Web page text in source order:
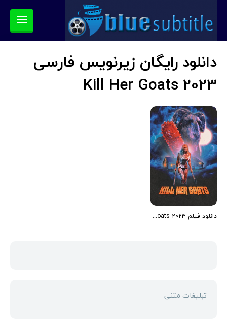
دانلود رایگان زیرنویس فارسی
Kill Her Goats 2023
دانلود فیلم Kill Her Goats 2023 (بزهایش را بکش 2023) رایگان
تبلیغات متنی